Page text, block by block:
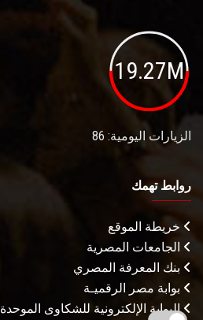
19.27M
الزيارات اليومية: 86
روابط تهمك
خريطة الموقع
الجامعات المصرية
بنك المعرفة المصري
بوابة مصر الرقميـة
البوابة الإلكترونية للشكاوى الموحدة